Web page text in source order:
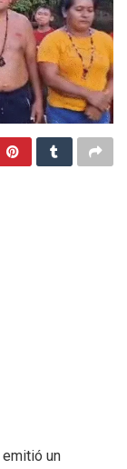
emitió un